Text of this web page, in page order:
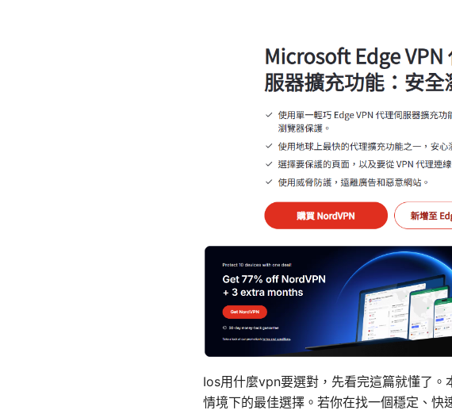
Ios用什麼vpn要選對，先看完這篇就懂了
情境下的最佳選擇。若你在找一個穩定、